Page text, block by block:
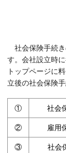
社会保険手続き
す。会社設立時
トップページに
立後の社会保険
① 社会
② 雇用
③ 社会